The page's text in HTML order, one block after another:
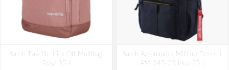
penál - tmavomodrý modrý
6,26 €
AM-580-05 modrá 22 L
98,49 €
Batoh Travelite Kick Off Multibag
Rosé 35 l
Batoh Aeronautica Militare Frecce L
AM-345-05 blue 25 L